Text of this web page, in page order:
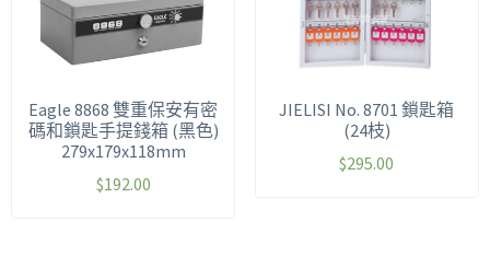
Eagle 8868 雙重保安有密
碼和鎖匙手提錢箱 (黑色)
279x179x118mm
$192.00
JIELISI No. 8701 鎖匙箱
(24枝)
$295.00